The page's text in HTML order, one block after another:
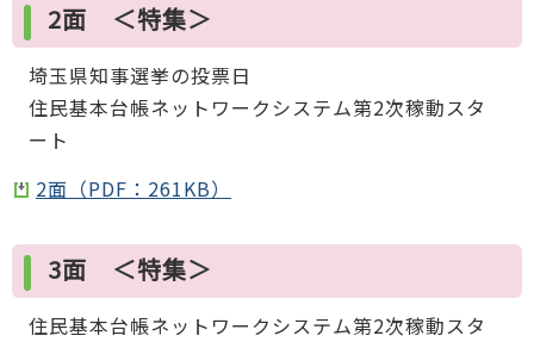
2面 ＜特集＞
埼玉県知事選挙の投票日
住民基本台帳ネットワークシステム第2次稼動スタ
ート
2面（PDF：261KB）
3面 ＜特集＞
住民基本台帳ネットワークシステム第2次稼動スタ